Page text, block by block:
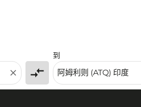
close compare_arrows
到